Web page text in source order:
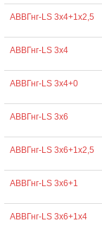
АВВГнг-LS 3х4+1х2,5
АВВГнг-LS 3х4
АВВГнг-LS 3х4+0
АВВГнг-LS 3х6
АВВГнг-LS 3х6+1х2,5
АВВГнг-LS 3х6+1
АВВГнг-LS 3х6+1х4